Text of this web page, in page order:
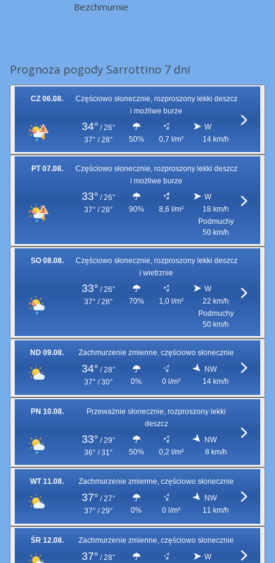
Bezchmurnie
Prognoza pogody Sarrottino 7 dni
CZ 06.08.
Częściowo słonecznie, rozproszony lekki deszcz
i możliwe burze
34° / 26°
37° / 28°
50% 0,7 l/m²
W
14 km/h
PT 07.08.
Częściowo słonecznie, rozproszony lekki deszcz
i możliwe burze
33° / 26°
37° / 28°
90% 8,6 l/m²
W
18 km/h
Podmuchy
50 km/h
SO 08.08.
Częściowo słonecznie, rozproszony lekki deszcz
i wietrznie
33° / 26°
37° / 28°
70% 1,0 l/m²
W
22 km/h
Podmuchy
50 km/h
ND 09.08. Zachmurzenie zmienne, częściowo słonecznie
34° / 28°
37° / 30°
0% 0 l/m²
NW
14 km/h
PN 10.08.
Przeważnie słonecznie, rozproszony lekki
deszcz
33° / 29°
36° / 31°
50% 0,2 l/m²
NW
8 km/h
WT 11.08. Zachmurzenie zmienne, częściowo słonecznie
37° / 27°
37° / 29°
0% 0 l/m²
NW
11 km/h
ŚR 12.08. Zachmurzenie zmienne, częściowo słonecznie
37° / 28°
W